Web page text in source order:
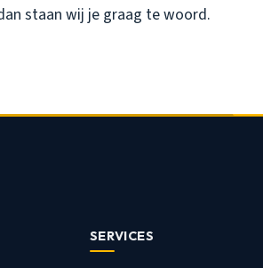
staan wij je graag te woord.
SERVICES